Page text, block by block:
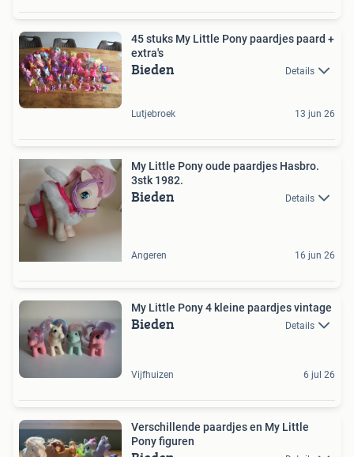
45 stuks My Little Pony paardjes paard +
extra's
Bieden Details
Lutjebroek 13 jun 26
My Little Pony oude paardjes Hasbro.
3stk 1982.
Bieden Details
Angeren 16 jun 26
My Little Pony 4 kleine paardjes vintage
Bieden Details
Vijfhuizen 6 jul 26
Verschillende paardjes en My Little
Pony figuren